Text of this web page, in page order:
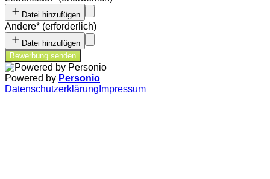
Datei hinzufügen
Andere* (erforderlich)
Datei hinzufügen
Bewerbung senden
Powered by Personio
Datenschutzerklärung Impressum